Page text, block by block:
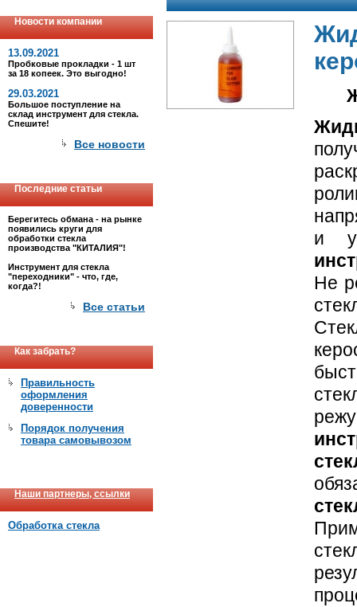
Новости компании
13.09.2021
Пробковые прокладки - 1 шт
за 18 копеек. Это выгодно!
29.03.2021
Большое поступление на
склад инструмент для стекла.
Спешите!
Все новости
Последние статьи
Берегитесь обмана - на рынке
появились круги для
обработки стекла
производства "КИТАЛИЯ"!
Инструмент для стекла
"переходники" - что, где,
когда?!
Все статьи
Как забрать?
Правильность
оформления
доверенности
Порядок получения
товара самовывозом
Наши партнеры, ссылки
Обработка стекла
и
Не